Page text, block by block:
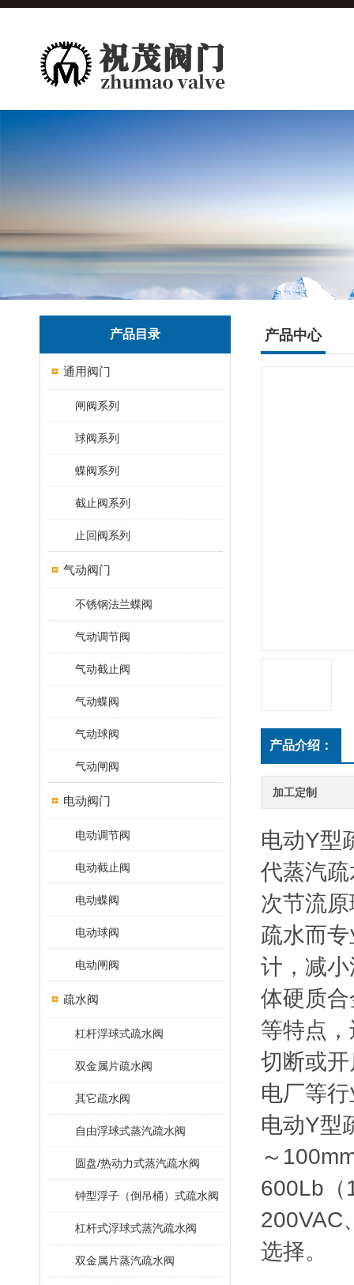
产品目录
通用阀门
闸阀系列
球阀系列
蝶阀系列
截止阀系列
止回阀系列
气动阀门
不锈钢法兰蝶阀
气动调节阀
气动截止阀
气动蝶阀
气动球阀
气动闸阀
电动阀门
电动调节阀
电动截止阀
电动蝶阀
电动球阀
电动闸阀
疏水阀
杠杆浮球式疏水阀
双金属片疏水阀
其它疏水阀
自由浮球式蒸汽疏水阀
圆盘/热动力式蒸汽疏水阀
钟型浮子（倒吊桶）式疏水阀
杠杆式浮球式蒸汽疏水阀
双金属片蒸汽疏水阀
产品中心
产品介绍：
加工定制
电动Y型
代蒸汽
次节流
疏水而
计，减
体硬质
等特点
切断或
电厂等
电动Y型
～
600Lb（
200VAC
选择。